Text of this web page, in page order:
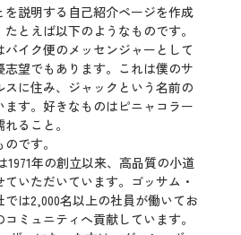
企業
の方
いて
説明する自己紹介ページを作成
とえば以下のようなものです。
イク便のメッセンジャーとして
望でもあります。これは僕のサ
に住み、ジャックという名前の
す。好きなものはピニャコラー
ること。
です。
1971年の創立以来、高品質の小道
いただいています。ゴッサム・
は2,000名以上の社員が働いてお
ミュニティへ貢献しています。